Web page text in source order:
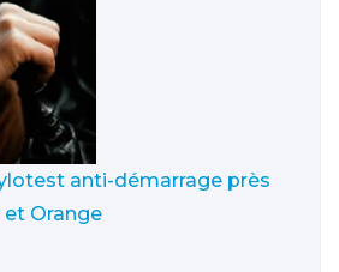
anti-démarrage près
Orange